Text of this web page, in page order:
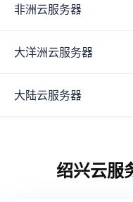
非洲云服务器
大洋洲云服务器
大陆云服务器
绍兴云服